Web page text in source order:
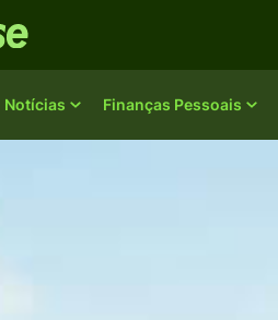
Notícias Finanças Pessoais